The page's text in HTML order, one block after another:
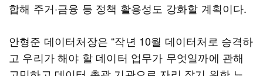
합해 주거·금융 등 정책 활용성도 강화할 계획이다.
안형준 데이터처장은 “작년 10월 데이터처로 승격하
고 우리가 해야 할 데이터 업무가 무엇일까에 관해